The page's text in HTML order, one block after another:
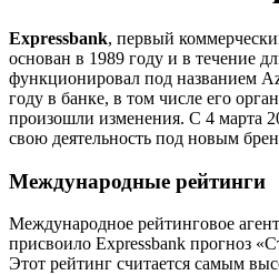
Expressbank, первый
основан в 1989 году и в течение
функционировал под названием
году в банке, в том числе его
произошли изменения. С 4 марта
свою деятельность под новым
Международные рейтинги
Международное рейтинговое
присвоило Expressbank прогноз
Этот рейтинг считается самым